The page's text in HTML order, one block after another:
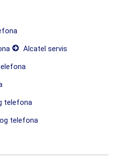
Alcatel servis
telefona
telefona